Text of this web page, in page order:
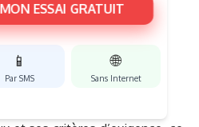
ESSAI GRATUIT
📱
Par SMS
🌐
Sans Internet